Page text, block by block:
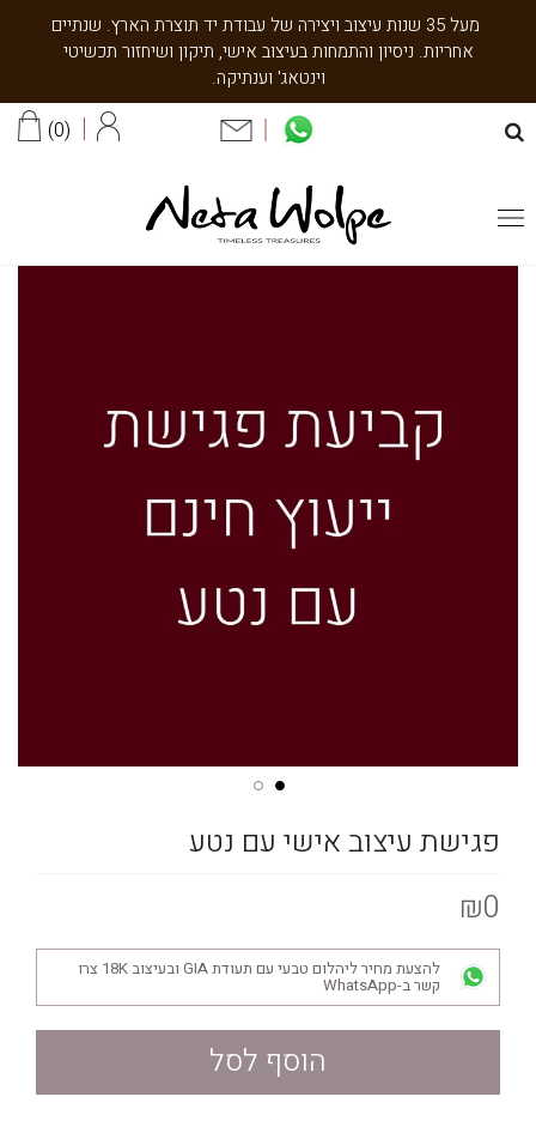
מעל 35 שנות עיצוב ויצירה של עבודת יד תוצרת הארץ. שנתיים
אחריות. ניסיון והתמחות בעיצוב אישי, תיקון ושיחזור תכשיטי
וינטאג' וענתיקה.
0
פגישת עיצוב אישי עם נטע
₪0
להצעת מחיר ליהלום טבעי עם תעודת GIA ובעיצוב 18K צרו
קשר ב-WhatsApp
הוסף לסל